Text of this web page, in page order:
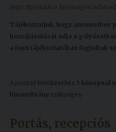
https://portal.kre.hu/images/
Tájékoztatjuk, hogy amennyiben
hozzájárulását adja a
a fenti tájékoztatóban foglaltak
A pozíció betöltéséhez 3 hónapnál
bizonyítvány szükséges.
Portás, recepciós